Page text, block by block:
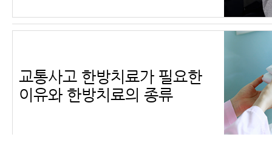
교통사고 한방치료가 필요한
이유와 한방치료의 종류